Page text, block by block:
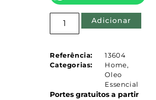
Adicionar
Referência:
13604
Categorias:
Home,
Oleo
Essencial
Portes gratuitos a partir